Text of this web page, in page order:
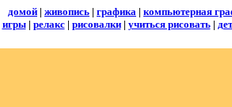
домой | живопись | графика | компьютерная
игры| релакс| рисовалки| учиться рисовать|